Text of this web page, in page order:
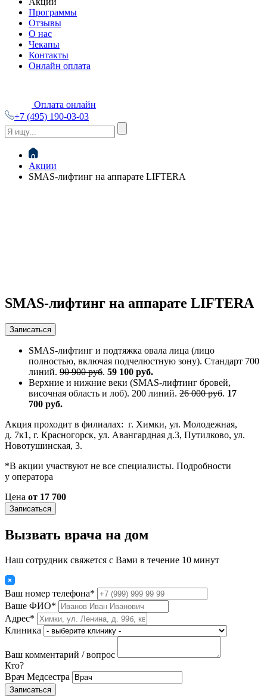
Программы
Отзывы
О нас
Чекапы
Контакты
Онлайн оплата
Оплата онлайн
+7 (495) 190-03-03
Акции
SMAS-лифтинг на аппарате LIFTERA
SMAS-лифтинг на аппарате LIFTERA
Записаться
SMAS-лифтинг и подтяжка овала лица (лицо
полностью, включая подчелюстную зону). Стандарт 700
линий. 90 900 руб. 59 100 руб.
Верхние и нижние веки (SMAS-лифтинг бровей,
височная область и лоб). 200 линий. 26 000 руб. 17
700 руб.
Акция проходит в филиалах: г. Химки, ул. Молодежная,
д. 7к1, г. Красногорск, ул. Авангардная д.3, Путилково, ул.
Новотушинская, 3.
*В акции участвуют не все специалисты. Подробности
у оператора
Цена от 17 700
Записаться
Вызвать врача на дом
Наш сотрудник свяжется с Вами в течение 10 минут
Ваш номер телефона*
Ваше ФИО*
Адрес*
Клиника
Ваш комментарий / вопрос
Кто?
Врач Медсестра
Записаться